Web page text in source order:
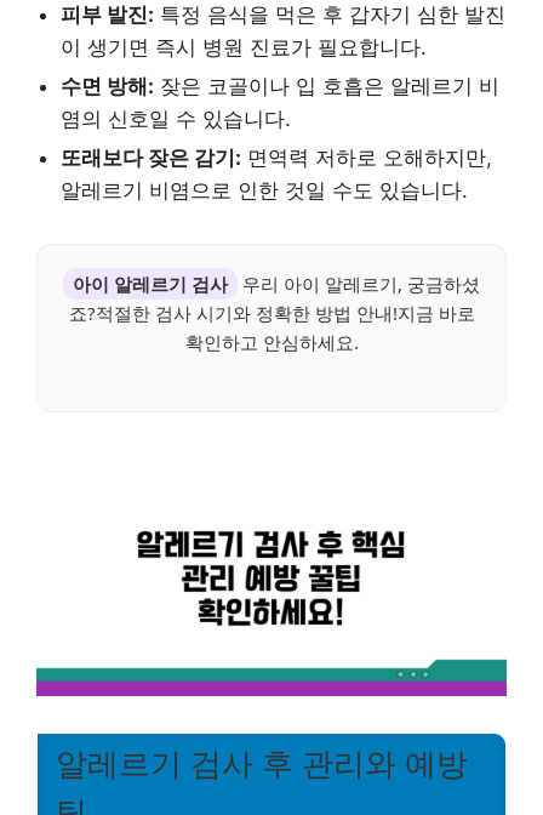
피부 발진: 특정 음식을 먹은 후 갑자기 심한 발진
이 생기면 즉시 병원 진료가 필요합니다.
수면 방해: 잦은 코골이나 입 호흡은 알레르기 비
염의 신호일 수 있습니다.
또래보다 잦은 감기: 면역력 저하로 오해하지만,
알레르기 비염으로 인한 것일 수도 있습니다.
아이 알레르기 검사
우리 아이 알레르기, 궁금하셨
죠?적절한 검사 시기와 정확한 방법 안내!지금 바로
확인하고 안심하세요.
알레르기 검사 후 관리와 예방